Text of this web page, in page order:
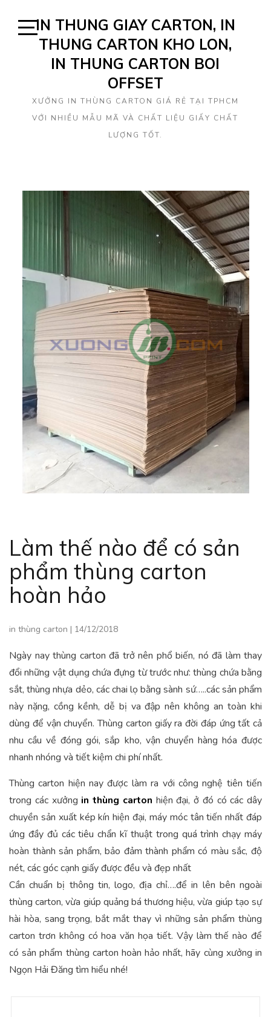
Open
Sidebar
IN THUNG GIAY CARTON, IN
THUNG CARTON KHO LON,
IN THUNG CARTON BOI
OFFSET
XƯỞNG IN THÙNG CARTON GIÁ RẺ TẠI TPHCM
VỚI NHIỀU MẪU MÃ VÀ CHẤT LIỆU GIẤY CHẤT
LƯỢNG TỐT.
Làm thế nào để có sản
phẩm thùng carton
hoàn hảo
in thùng carton | 14/12/2018
Ngày nay thùng carton đã trở nên phổ biến, nó đã làm thay
đổi những vật dụng chứa đựng từ trước như: thùng chứa bằng
sắt, thùng nhựa dẻo, các chai lọ bằng sành sứ…..các sản phẩm
này nặng, cồng kềnh, dễ bị va đập nên không an toàn khi
dùng để vận chuyển. Thùng carton giấy ra đời đáp ứng tất cả
nhu cầu về đóng gói, sắp kho, vận chuyển hàng hóa được
nhanh nhóng và tiết kiệm chi phí nhất.
Thùng carton hiện nay được làm ra với công nghệ tiên tiến
trong các xưởng in thùng carton hiện đại, ở đó có các dây
chuyền sản xuất kép kín hiện đại, máy móc tân tiến nhất đáp
ứng đầy đủ các tiêu chẩn kĩ thuật trong quá trình chạy máy
hoàn thành sản phẩm, bảo đảm thành phẩm có màu sắc, độ
nét, các góc cạnh giấy được đều và đẹp nhất
Cần chuẩn bị thông tin, logo, địa chỉ….để in lên bên ngoài
thùng carton, vừa giúp quảng bá thương hiệu, vừa giúp tạo sự
hài hòa, sang trọng, bắt mắt thay vì những sản phẩm thùng
carton trơn không có hoa văn họa tiết. Vậy làm thế nào để
có sản phẩm thùng carton hoàn hảo nhất, hãy cùng xưởng in
Ngọn Hải Đăng tìm hiểu nhé!